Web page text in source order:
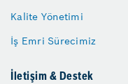
Kalite Yönetimi
İş Emri Sürecimiz
İletişim & Destek